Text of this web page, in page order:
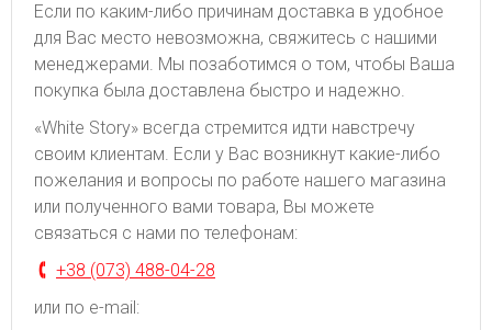
Если по каким-либо причинам доставка в удобное
для Вас место невозможна, свяжитесь с нашими
менеджерами. Мы позаботимся о том, чтобы Ваша
покупка была доставлена быстро и надежно.
«White Story» всегда стремится идти навстречу
своим клиентам. Если у Вас возникнут какие-либо
пожелания и вопросы по работе нашего магазина
или полученного вами товара, Вы можете
связаться с нами по телефонам:
+38 (073) 488-04-28
или по e-mail: